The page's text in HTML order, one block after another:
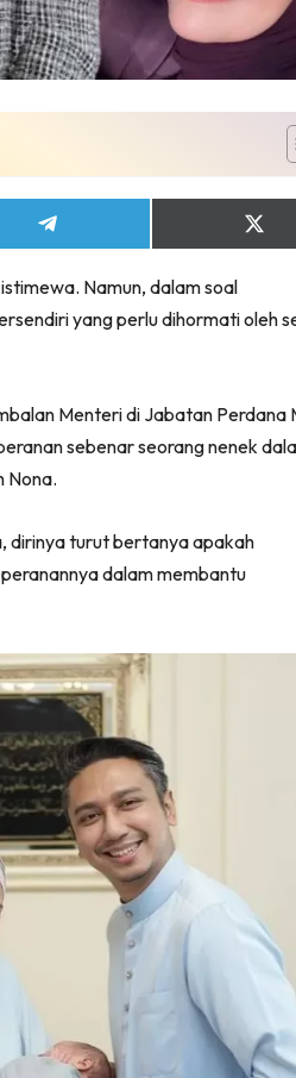
Share
on
Share
on
Namun, dalam soal
yang perlu dihormati oleh
Menteri di Jabatan Perdana
sebenar seorang nenek
Nona.
dirinya turut bertanya apakah
dalam membantu